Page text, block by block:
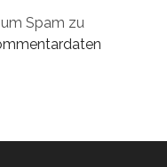
Spam zu